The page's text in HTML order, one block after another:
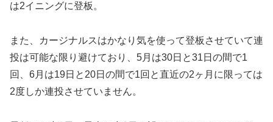
は2イニングに登板。
また、カージナルスはかなり気を使って登板させていて連
投は可能な限り避けており、5月は30日と31日の間で1
回、6月は19日と20日の間で1回と直近の2ヶ月に限っては
2度しか連投させていません。